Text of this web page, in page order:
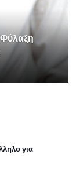
Φύλαξη
για